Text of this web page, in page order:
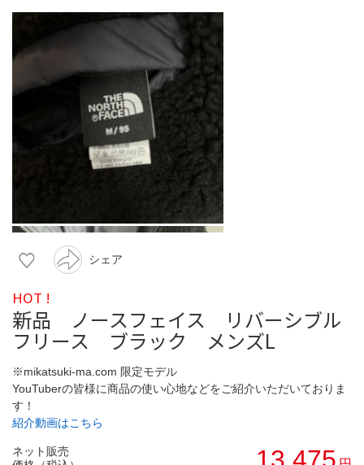
シェア
HOT !
新品 ノースフェイス リバーシブル
フリース ブラック メンズL
※mikatsuki-ma.com 限定モデル
YouTuberの皆様に商品の使い心地などをご紹介いただいておりま
す！
紹介動画はこちら
ネット販売